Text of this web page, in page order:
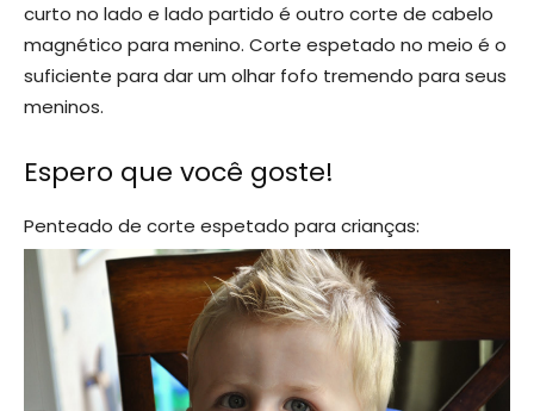
curto no lado e lado partido é outro corte de cabelo
magnético para menino. Corte espetado no meio é o
suficiente para dar um olhar fofo tremendo para seus
meninos.
Espero que você goste!
Penteado de corte espetado para crianças: